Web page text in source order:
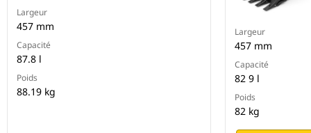
Largeur
457 mm
Capacité
87.8 l
Poids
88.19 kg
Largeur
457 mm
Capacité
82 9 l
Poids
82 kg